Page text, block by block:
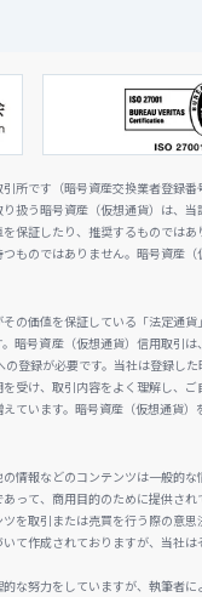
所です（暗号資産交換業者登録番
扱う暗号資産（仮想通貨）は、
保証したり、推奨するものではあ
ものではありません。暗号資産
の価値を保証している「法定通
暗号資産（仮想通貨）信用取引
登録が必要です。当社は登録した
受け、取引内容をよく理解し、ご
ています。暗号資産（仮想通貨
情報などのコンテンツは一般的
って、商用目的のために提供さ
を取引または売買を行う際の意思
て作成されておりますが、当社
な努力をしていますが、執筆者